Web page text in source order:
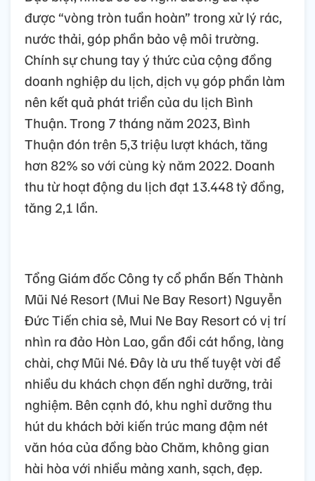
được “vòng tròn tuần hoàn” trong xử lý rác,
nước thải, góp phần bảo vệ môi trường.
Chính sự chung tay ý thức của cộng đồng
doanh nghiệp du lịch, dịch vụ góp phần làm
nên kết quả phát triển của du lịch Bình
Thuận. Trong 7 tháng năm 2023, Bình
Thuận đón trên 5,3 triệu lượt khách, tăng
hơn 82% so với cùng kỳ năm 2022. Doanh
thu từ hoạt động du lịch đạt 13.448 tỷ đồng,
tăng 2,1 lần.
Tổng Giám đốc Công ty cổ phần Bến Thành
Mũi Né Resort (Mui Ne Bay Resort) Nguyễn
Đức Tiến chia sẻ, Mui Ne Bay Resort có vị trí
nhìn ra đảo Hòn Lao, gần đồi cát hồng, làng
chài, chợ Mũi Né. Đây là ưu thế tuyệt vời để
nhiều du khách chọn đến nghỉ dưỡng, trải
nghiệm. Bên cạnh đó, khu nghỉ dưỡng thu
hút du khách bởi kiến trúc mang đậm nét
văn hóa của đồng bào Chăm, không gian
hài hòa với nhiều mảng xanh, sạch, đẹp.